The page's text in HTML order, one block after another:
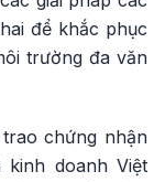
để khắc phục
trường đa văn
chứng nhận
kinh doanh Việt